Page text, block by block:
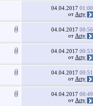
04.04.2017 01:00
от Arty
04.04.2017 00:56
от Arty
04.04.2017 00:53
от Arty
04.04.2017 00:51
от Arty
04.04.2017 00:49
от Arty